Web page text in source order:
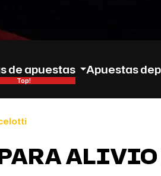
de apuestas Apuestas
PARA